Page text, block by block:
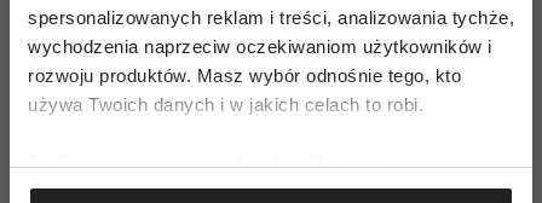
spersonalizowanych reklam i treści, analizowania tychże,
wychodzenia naprzeciw oczekiwaniom użytkowników i
rozwoju produktów. Masz wybór odnośnie tego, kto
używa Twoich danych i w jakich celach to robi.
Jeśli wyrazisz na to zgodę, chcielibyśmy również:
Gromadzić dane dotyczące Twojej lokalizacji